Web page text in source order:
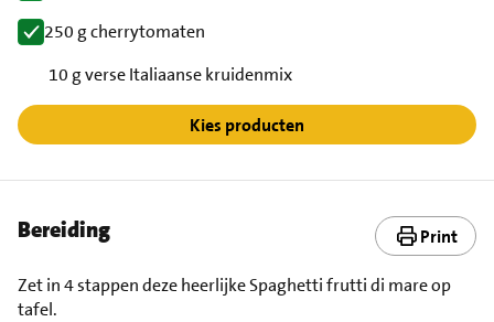
250 g cherrytomaten
10 g verse Italiaanse kruidenmix
Kies producten
Bereiding Print
Zet in 4 stappen deze heerlijke Spaghetti frutti di mare op
tafel.